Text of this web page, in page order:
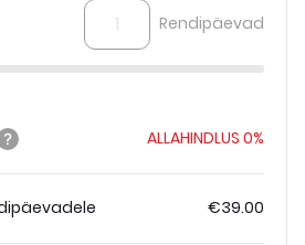
Rendipäevad
ALLAHINDLUS 0%
€39.00